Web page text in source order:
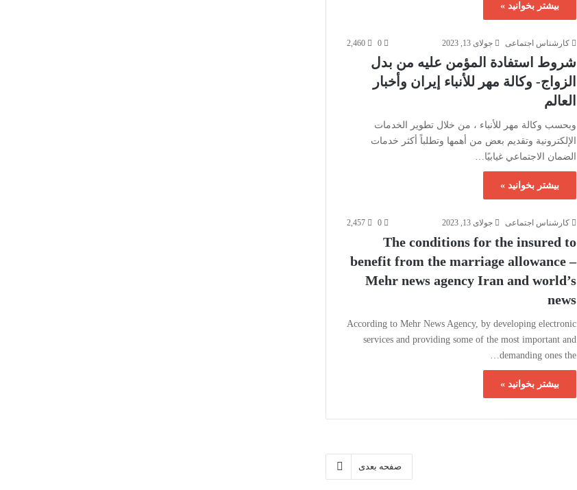
بیشتر بخوانید »
کارشناس اجتماعی جولای 13, 2023 0
2,460
شروط استفادة المؤمن عليه من بدل
الزواج- وكالة مهر للأنباء إيران وأخبار
العالم
وبحسب وكالة مهر للأنباء ، من خلال تطوير الخدمات
الإلكترونية وتقديم بعض من أهمها وتطلباً أكثر خدمات
الضمان الاجتماعي غيابيًا…
بیشتر بخوانید »
کارشناس اجتماعی جولای 13, 2023 0
2,457
The conditions for the insured to
benefit from the marriage allowance –
Mehr news agency Iran and world’s
news
According to Mehr News Agency, by developing electronic
services and providing some of the most important and
demanding ones the…
بیشتر بخوانید »
صفحه بعدی